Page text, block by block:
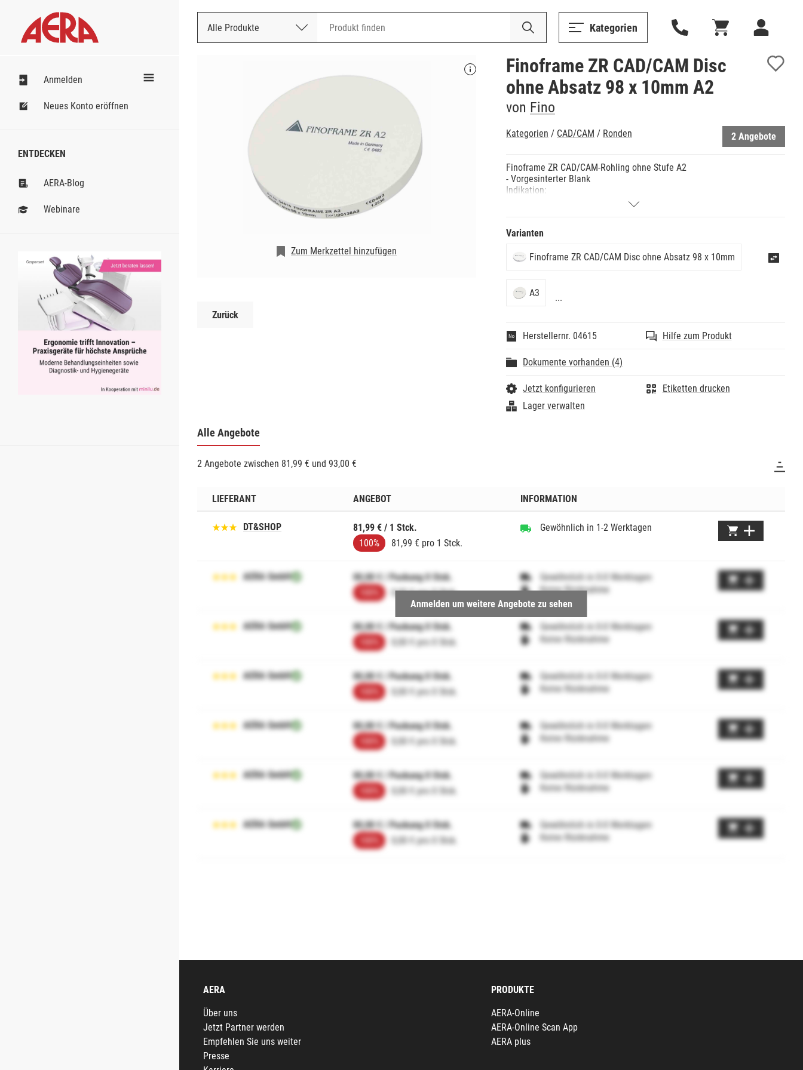
Alle Produkte
Nach Bestellnummer Kategorien
Anmelden
Neues Konto eröffnen
ENTDECKEN
AERA-Blog
Webinare
Gesponsert
Zum Merkzettel hinzufügen
Zurück
Finoframe ZR CAD/CAM Disc
ohne Absatz 98 x 10mm A2
von Fino
Kategorien / CAD/CAM / Ronden 2 Angebote
Finoframe ZR CAD/CAM-Rohling ohne Stufe A2
- Vorgesinterter Blank
Indikation:
- Für die Herstellung von Kronen- und Brückengerüsten im Front-
Vorteile:
durch die spezielle Korngrößenverteilung und den Zusatz von
- Einzeln isostatisch gepresst, dadurch sehr homogene Dichte.
- Verzugsfrei beim Sintern.
- Hohe Festigkeit.
- Dichte: 6,05 g/cm³
- Biegefestigkeit: 1250-1400 MPa
- WAK: 10,0 x 10-6K-1 (25-500 °C)
- Keramiktyp: 2
- Klasse: 6
Varianten
Finoframe ZR CAD/CAM Disc ohne Absatz 98 x 10mm
A3 ...
Herstellernr. 04615 Hilfe zum Produkt
Dokumente vorhanden (4)
Jetzt konfigurieren
Lager verwalten
Etiketten drucken
Alle Angebote
2 Angebote zwischen 81,99 € und 93,00 €
LIEFERANT ANGEBOT INFORMATION
DT&SHOP
81,99 € / 1 Stck.
100%
81,99 € pro 1 Stck.
Gewöhnlich in 1-2 Werktagen
Anmelden um weitere Angebote zu sehen
AERA GmbH
00,00 € / Packung 0 Stck.
0,00 € pro 0 Stck.
Gewöhnlich in 0-0 Werktagen
Keine Rücknahme
AERA GmbH
00,00 € / Packung 0 Stck.
0,00 € pro 0 Stck.
Gewöhnlich in 0-0 Werktagen
Keine Rücknahme
AERA GmbH
00,00 € / Packung 0 Stck.
0,00 € pro 0 Stck.
Gewöhnlich in 0-0 Werktagen
Keine Rücknahme
AERA GmbH
00,00 € / Packung 0 Stck.
0,00 € pro 0 Stck.
Gewöhnlich in 0-0 Werktagen
Keine Rücknahme
AERA GmbH
00,00 € / Packung 0 Stck.
0,00 € pro 0 Stck.
Gewöhnlich in 0-0 Werktagen
Keine Rücknahme
AERA GmbH
00,00 € / Packung 0 Stck.
0,00 € pro 0 Stck.
Gewöhnlich in 0-0 Werktagen
Keine Rücknahme
AERA
Über uns
Jetzt Partner werden
Empfehlen Sie uns weiter
Presse
PRODUKTE
AERA-Online
AERA-Online Scan App
AERA plus